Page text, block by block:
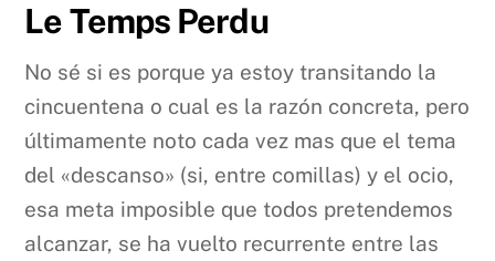
Le Temps Perdu
No sé si es porque ya estoy transitando la
cincuentena o cual es la razón concreta, pero
últimamente noto cada vez mas que el tema
del «descanso» (si, entre comillas) y el ocio,
esa meta imposible que todos pretendemos
alcanzar, se ha vuelto recurrente entre las